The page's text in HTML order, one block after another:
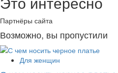
Партнёры сайта
Возможно, вы пропустили
Для женщин